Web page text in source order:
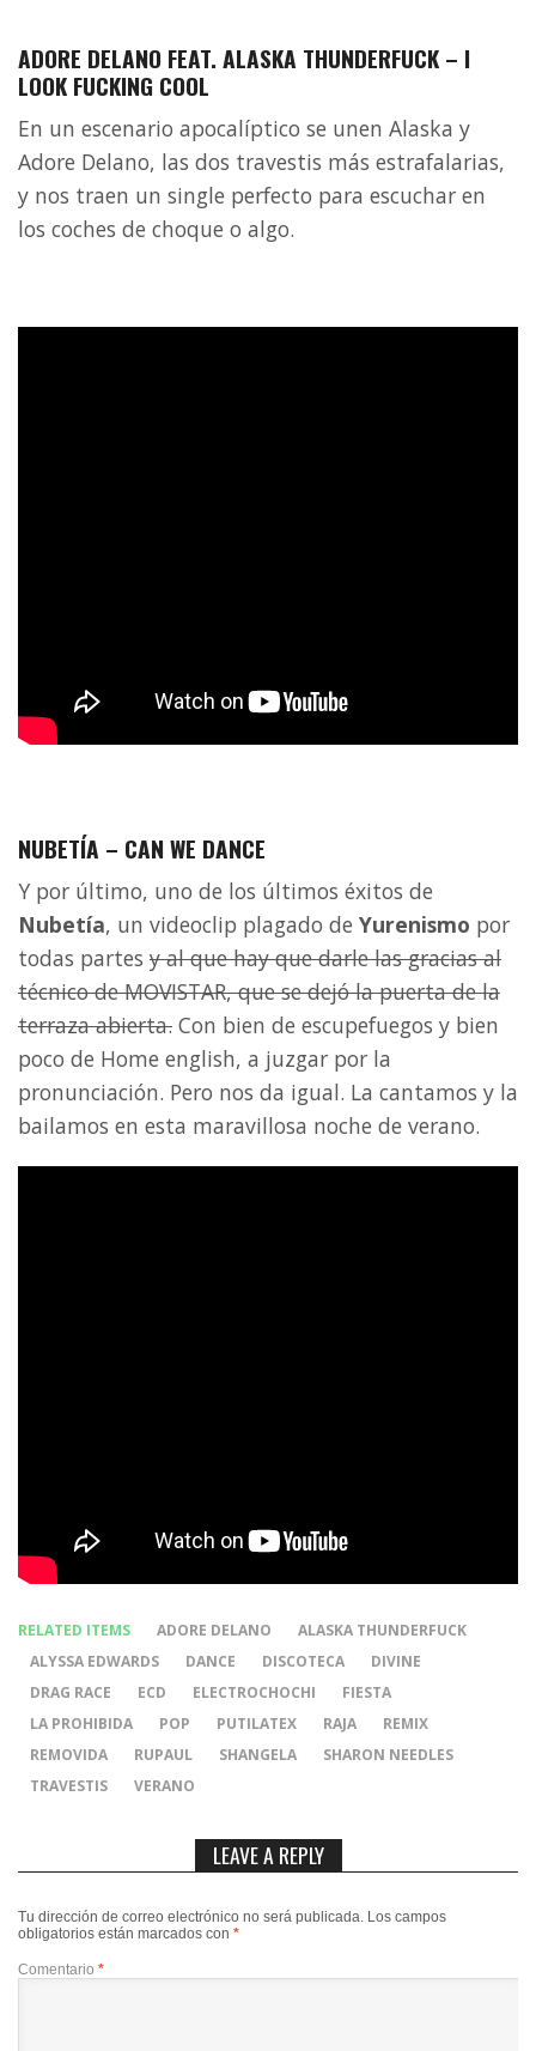
ADORE DELANO FEAT. ALASKA THUNDERFUCK – I
LOOK FUCKING COOL
En un escenario apocalíptico se unen Alaska y
Adore Delano, las dos travestis más estrafalarias,
y nos traen un single perfecto para escuchar en
los coches de choque o algo.
NUBETÍA – CAN WE DANCE
Y por último, uno de los últimos éxitos de
Nubetía, un videoclip plagado de Yurenismo por
todas partes y al que hay que darle las gracias al
técnico de MOVISTAR, que se dejó la puerta de la
terraza abierta. Con bien de escupefuegos y bien
poco de Home english, a juzgar por la
pronunciación. Pero nos da igual. La cantamos y la
bailamos en esta maravillosa noche de verano.
RELATED ITEMS ADORE DELANO
ALASKA THUNDERFUCK
ALYSSA EDWARDS
DANCE DISCOTECA
DIVINE
DRAG RACE
ECD ELECTROCHOCHI
FIESTA
LA PROHIBIDA
POP PUTILATEX RAJA
REMIX
REMOVIDA
RUPAUL SHANGELA
SHARON NEEDLES
TRAVESTIS
VERANO
LEAVE A REPLY
Tu dirección de correo electrónico no será publicada. Los campos
obligatorios están marcados con *
Comentario *